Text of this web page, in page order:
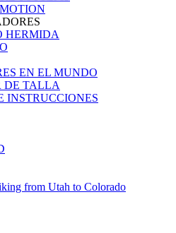
HERMIDA
EN EL MUNDO
DE TALLA
INSTRUCCIONES
from Utah to Colorado